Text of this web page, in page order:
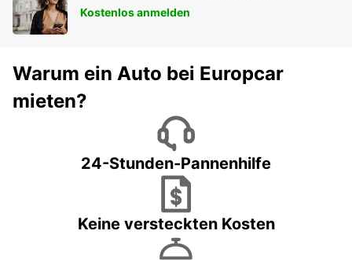
Kostenlos anmelden
Warum ein Auto bei Europcar
mieten?
24-Stunden-Pannenhilfe
Keine versteckten Kosten